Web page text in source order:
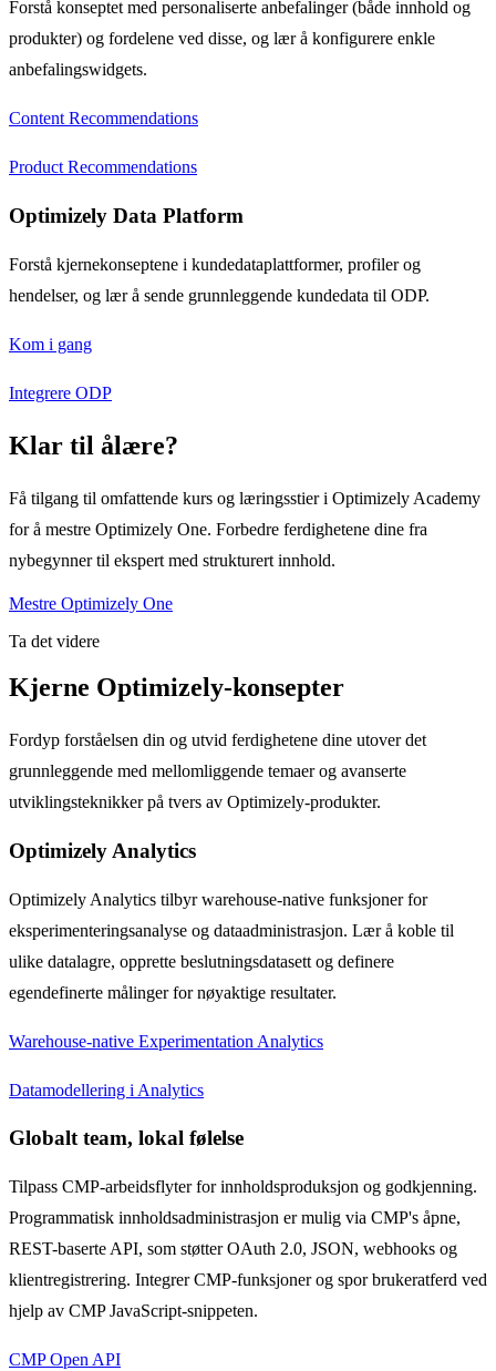
Forstå konseptet med personaliserte anbefalinger (både innhold og
produkter) og fordelene ved disse, og lær å konfigurere enkle
anbefalingswidgets.
Content Recommendations
Product Recommendations
Optimizely Data Platform
Forstå kjernekonseptene i kundedataplattformer, profiler og
hendelser, og lær å sende grunnleggende kundedata til ODP.
Kom i gang
Integrere ODP
Klar til ålære?
Få tilgang til omfattende kurs og læringsstier i Optimizely Academy
for å mestre Optimizely One. Forbedre ferdighetene dine fra
nybegynner til ekspert med strukturert innhold.
Mestre Optimizely One
Ta det videre
Kjerne Optimizely-konsepter
Fordyp forståelsen din og utvid ferdighetene dine utover det
grunnleggende med mellomliggende temaer og avanserte
utviklingsteknikker på tvers av Optimizely-produkter.
Optimizely Analytics
Optimizely Analytics tilbyr warehouse-native funksjoner for
eksperimenteringsanalyse og dataadministrasjon. Lær å koble til
ulike datalagre, opprette beslutningsdatasett og definere
egendefinerte målinger for nøyaktige resultater.
Warehouse-native Experimentation Analytics
Datamodellering i Analytics
Globalt team, lokal følelse
Tilpass CMP-arbeidsflyter for innholdsproduksjon og godkjenning.
Programmatisk innholdsadministrasjon er mulig via CMP's åpne,
REST-baserte API, som støtter OAuth 2.0, JSON, webhooks og
klientregistrering. Integrer CMP-funksjoner og spor brukeratferd ved
hjelp av CMP JavaScript-snippeten.
CMP Open API